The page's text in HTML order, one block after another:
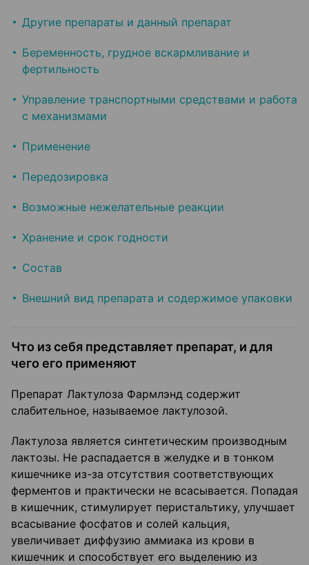
Другие препараты и данный препарат
Беременность, грудное вскармливание и
фертильность
Управление транспортными средствами и работа
с механизмами
Применение
Передозировка
Возможные нежелательные реакции
Хранение и срок годности
Состав
Внешний вид препарата и содержимое упаковки
Что из себя представляет препарат, и для
чего его применяют
Препарат Лактулоза Фармлэнд содержит
слабительное, называемое лактулозой.
Лактулоза является синтетическим производным
лактозы. Не распадается в желудке и в тонком
кишечнике из-за отсутствия соответствующих
ферментов и практически не всасывается. Попадая
в кишечник, стимулирует перистальтику, улучшает
всасывание фосфатов и солей кальция,
увеличивает диффузию аммиака из крови в
кишечник и способствует его выделению из